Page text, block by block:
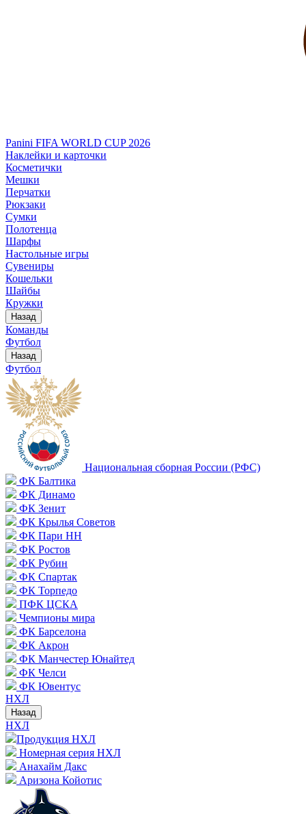
Panini FIFA WORLD CUP 2026
Наклейки и карточки
Косметички
Мешки
Перчатки
Рюкзаки
Сумки
Полотенца
Шарфы
Настольные игры
Сувениры
Кошельки
Шайбы
Кружки
Назад
Команды
Футбол
Назад
Футбол
Национальная сборная России (РФС)
ФК Балтика
ФК Динамо
ФК Зенит
ФК Крылья Советов
ФК Пари НН
ФК Ростов
ФК Рубин
ФК Спартак
ФК Торпедо
ПФК ЦСКА
Чемпионы мира
ФК Барселона
ФК Акрон
ФК Манчестер Юнайтед
ФК Челси
ФК Ювентус
НХЛ
Назад
НХЛ
Продукция НХЛ
Номерная серия НХЛ
Анахайм Дакс
Аризона Койотис